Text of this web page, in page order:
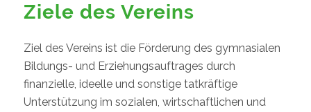
Ziele des Vereins
Ziel des Vereins ist die Förderung des gymnasialen
Bildungs- und Erziehungsauftrages durch
finanzielle, ideelle und sonstige tatkräftige
Unterstützung im sozialen, wirtschaftlichen und